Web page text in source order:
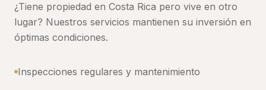
¿Tiene propiedad en Costa Rica pero vive en otro
lugar? Nuestros servicios mantienen su inversión en
óptimas condiciones.
Inspecciones regulares y mantenimiento